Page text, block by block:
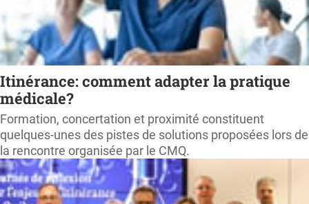
Itinérance: comment adapter la pratique
médicale?
Formation, concertation et proximité constituent
quelques-unes des pistes de solutions proposées lors de
la rencontre organisée par le CMQ.